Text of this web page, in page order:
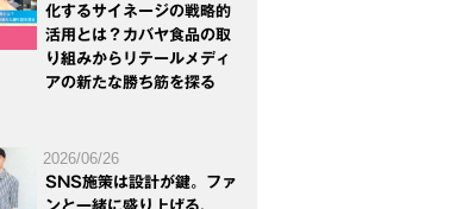
化するサイネージの戦略的
活用とは？カバヤ食品の取
り組みからリテールメディ
アの新たな勝ち筋を探る
2026/06/26
SNS施策は設計が鍵。ファ